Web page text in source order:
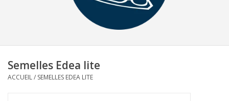
Hockey
Semelles Edea lite
ACCUEIL/ SEMELLES EDEA LITE